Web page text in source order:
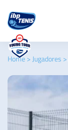
Home> Jugadores >